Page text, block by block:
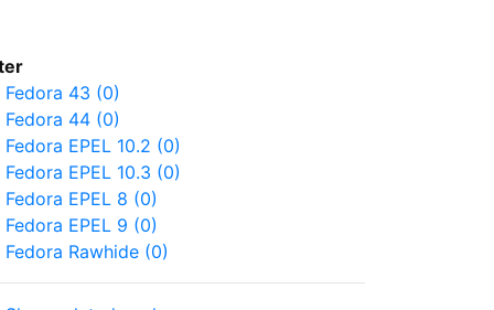
Fedora 43 (0)
Fedora 44 (0)
Fedora EPEL 10.2 (0)
Fedora EPEL 10.3 (0)
Fedora EPEL 8 (0)
Fedora EPEL 9 (0)
Fedora Rawhide (0)